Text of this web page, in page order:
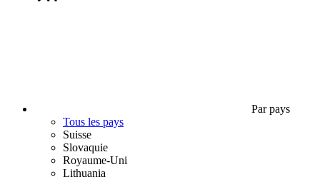
Par pays
Tous les pays
Suisse
Slovaquie
Royaume-Uni
Lithuania